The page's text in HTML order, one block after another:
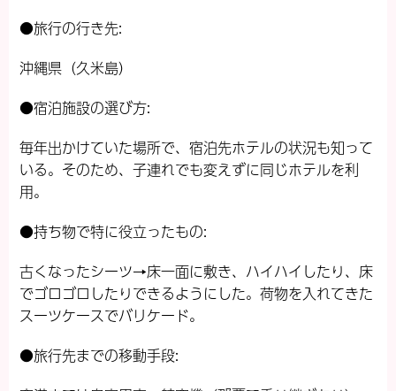
●旅行の行き先:
沖縄県（久米島）
●宿泊施設の選び方:
毎年出かけていた場所で、宿泊先ホテルの状況も知って
いる。そのため、子連れでも変えずに同じホテルを利
用。
●持ち物で特に役立ったもの:
古くなったシーツ→床一面に敷き、ハイハイしたり、床
でゴロゴロしたりできるようにした。荷物を入れてきた
スーツケースでバリケード。
●旅行先までの移動手段: